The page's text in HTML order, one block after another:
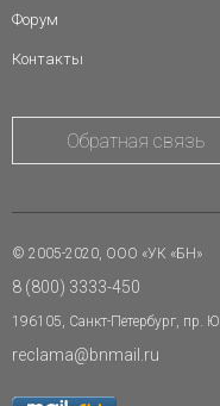
Форум
Контакты
Обратная связь
© 2005-2020, ООО «УК «БН»
8 (800) 3333-450
196105, Санкт-Петербург, пр.
reclama@bnmail.ru